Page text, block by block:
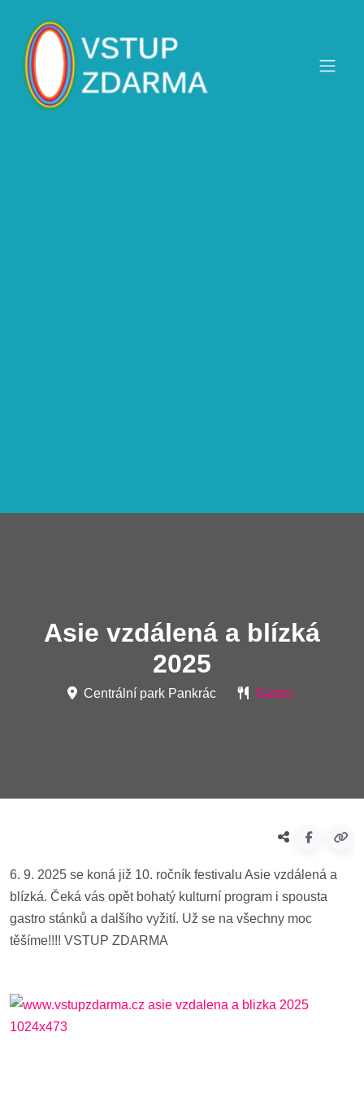
Asie vzdálená a blízká
2025
Centrální park Pankrác Gastro
6. 9. 2025 se koná již 10. ročník festivalu Asie vzdálená a
blízká. Čeká vás opět bohatý kulturní program i spousta
gastro stánků a dalšího vyžití. Už se na všechny moc
těšíme!!!! VSTUP ZDARMA